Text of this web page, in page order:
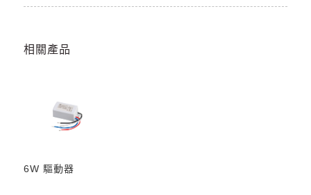
相關產品
6W 驅動器